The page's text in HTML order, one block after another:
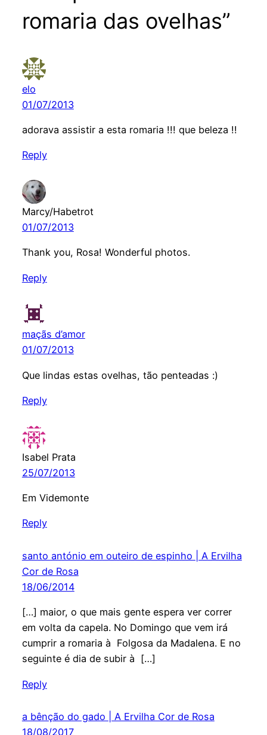
romaria das ovelhas”
elo
01/07/2013
adorava assistir a esta romaria !!! que beleza !!
Reply
Marcy/Habetrot
01/07/2013
Thank you, Rosa! Wonderful photos.
Reply
maçãs d’amor
01/07/2013
Que lindas estas ovelhas, tão penteadas :)
Reply
Isabel Prata
25/07/2013
Em Videmonte
Reply
santo antónio em outeiro de espinho | A Ervilha
Cor de Rosa
18/06/2014
[…] maior, o que mais gente espera ver correr
em volta da capela. No Domingo que vem irá
cumprir a romaria à Folgosa da Madalena. E no
seguinte é dia de subir à […]
Reply
a bênção do gado | A Ervilha Cor de Rosa
18/08/2017